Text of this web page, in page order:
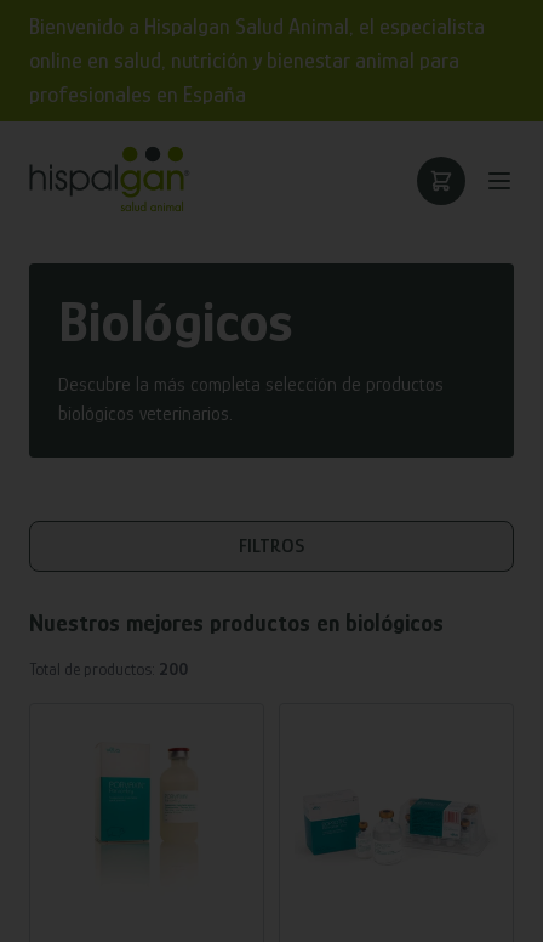
Bienvenido a Hispalgan Salud Animal, el especialista
online en salud, nutrición y bienestar animal para
profesionales en España
Biológicos
Descubre la más completa selección de productos
biológicos veterinarios.
FILTROS
Nuestros mejores productos en biológicos
Total de productos: 200